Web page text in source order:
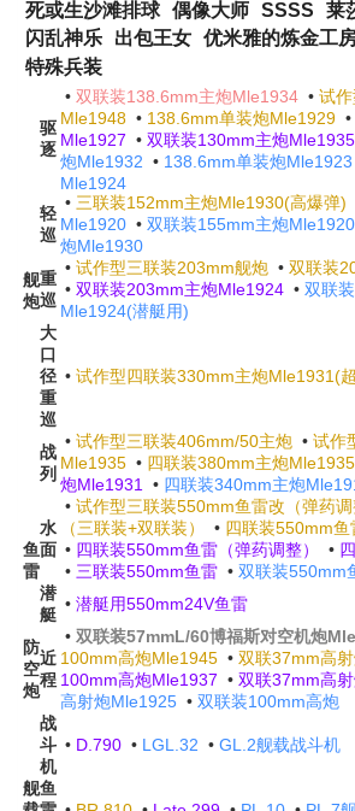
死或生沙滩排球 偶像大师 SSSS
莱
闪乱神乐
出包王女 优米雅的炼金工
特殊兵装
舰
炮
驱
逐
• 双联装138.6mm主炮Mle1934 • 试
Mle1948 • 138.6mm单装炮Mle1929 •
Mle1927 • 双联装130mm主炮Mle1935
炮Mle1932 • 138.6mm单装炮Mle1923
Mle1924
轻
巡
• 三联装152mm主炮Mle1930(高爆弹)
Mle1920 • 双联装155mm主炮Mle1920
炮Mle1930
重
巡
• 试作型三联装203mm舰炮 • 双联装
• 双联装203mm主炮Mle1924 • 双联
Mle1924(潜艇用)
大
口
径
重
巡
• 试作型四联装330mm主炮Mle1931(
战
列
• 试作型三联装406mm/50主炮 • 试作
Mle1935 • 四联装380mm主炮Mle1935
炮Mle1931 • 四联装340mm主炮
鱼
雷
水
面
• 试作型三联装550mm鱼雷改（弹药调
（三联装+双联装）
• 四联装550mm鱼
• 四联装550mm鱼雷（弹药调整） •
• 三联装550mm鱼雷 • 双联装550mm
潜
艇
• 潜艇用550mm24V鱼雷
防
空
炮
近
程
• 双联装57mmL/60博福斯对空机炮
100mm高炮Mle1945 • 双联37mm高
100mm高炮Mle1937 • 双联37mm高
高射炮Mle1925 • 双联装100mm高炮
舰
战
斗
机
• D.790 • LGL.32 • GL.2舰载战斗机
鱼